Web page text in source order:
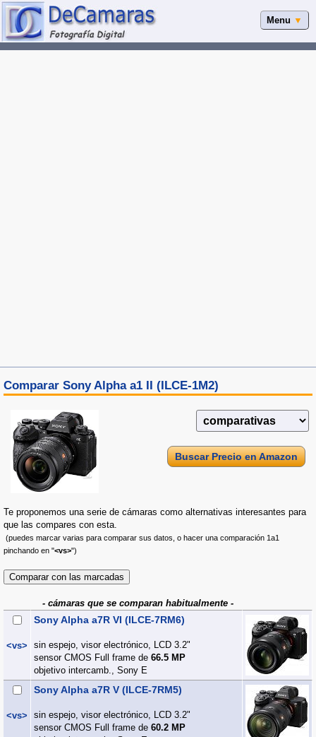
Menu ▼
Comparar Sony Alpha a1 II (ILCE-1M2)
Buscar Precio en Amazon
Te proponemos una serie de cámaras como alternativas interesantes para
que las compares con esta.
(puedes marcar varias para comparar sus datos, o hacer una comparación 1a1
pinchando en "<vs>")
- cámaras que se comparan habitualmente -
<vs>
Sony Alpha a7R VI (ILCE-7RM6)
sin espejo, visor electrónico, LCD 3.2"
sensor CMOS Full frame de 66.5 MP
objetivo intercamb., Sony E
<vs>
Sony Alpha a7R V (ILCE-7RM5)
sin espejo, visor electrónico, LCD 3.2"
sensor CMOS Full frame de 60.2 MP